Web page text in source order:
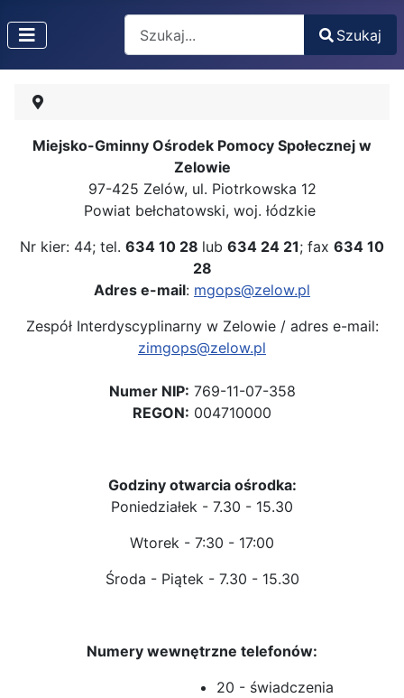
Type 2 or more characters for results.
Szukaj
Miejsko-Gminny Ośrodek Pomocy Społecznej w
Zelowie
97-425 Zelów, ul. Piotrkowska 12
Powiat bełchatowski, woj. łódzkie
Nr kier: 44; tel. 634 10 28 lub 634 24 21; fax 634 10
28
Adres e-mail: mgops@zelow.pl
Zespół Interdyscyplinarny w Zelowie / adres e-mail:
zimgops@zelow.pl
Numer NIP: 769-11-07-358
REGON: 004710000
Godziny otwarcia ośrodka:
Poniedziałek - 7.30 - 15.30
Wtorek - 7:30 - 17:00
Środa - Piątek - 7.30 - 15.30
Numery wewnętrzne telefonów:
20 - świadczenia